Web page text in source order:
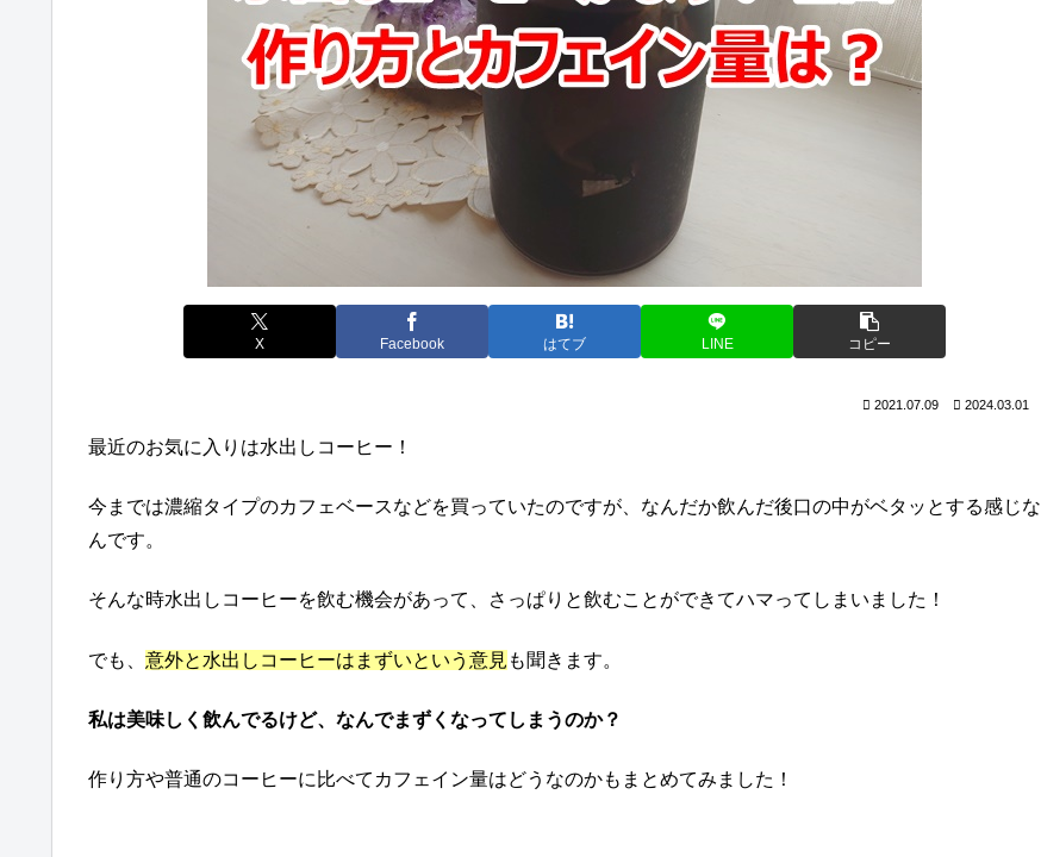
X Facebook はてブ LINE コピー
2021.07.09 2024.03.01
最近のお気に入りは水出しコーヒー！
今までは濃縮タイプのカフェベースなどを買っていたのですが、なんだか飲んだ後口の中がベタッとする感じな
んです。
そんな時水出しコーヒーを飲む機会があって、さっぱりと飲むことができてハマってしまいました！
でも、 意外と水出しコーヒーはまずいという意見 も聞きます。
私は美味しく飲んでるけど、なんでまずくなってしまうのか？
作り方や普通のコーヒーに比べてカフェイン量はどうなのかもまとめてみました！